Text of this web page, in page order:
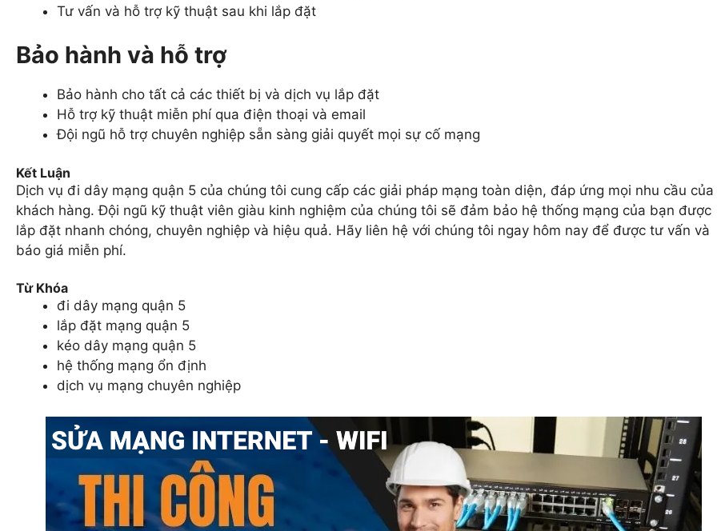
Tư vấn và hỗ trợ kỹ thuật sau khi lắp đặt
Bảo hành và hỗ trợ
Bảo hành cho tất cả các thiết bị và dịch vụ lắp đặt
Hỗ trợ kỹ thuật miễn phí qua điện thoại và email
Đội ngũ hỗ trợ chuyên nghiệp sẵn sàng giải quyết mọi sự cố mạng
Kết Luận
Dịch vụ đi dây mạng quận 5 của chúng tôi cung cấp các giải pháp mạng toàn diện, đáp ứng mọi nhu cầu của
khách hàng. Đội ngũ kỹ thuật viên giàu kinh nghiệm của chúng tôi sẽ đảm bảo hệ thống mạng của bạn được
lắp đặt nhanh chóng, chuyên nghiệp và hiệu quả. Hãy liên hệ với chúng tôi ngay hôm nay để được tư vấn và
báo giá miễn phí.
Từ Khóa
đi dây mạng quận 5
lắp đặt mạng quận 5
kéo dây mạng quận 5
hệ thống mạng ổn định
dịch vụ mạng chuyên nghiệp